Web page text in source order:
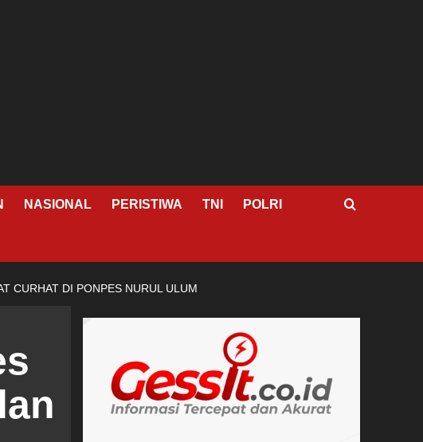
NASIONAL PERISTIWA TNI POLRI
CURHAT DI PONPES NURUL ULUM